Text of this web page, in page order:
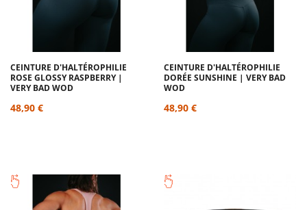
CEINTURE D'HALTÉROPHILIE
ROSE GLOSSY RASPBERRY |
VERY BAD WOD
48,90 €
CEINTURE D'HALTÉROPHILIE
DORÉE SUNSHINE | VERY BAD
WOD
48,90 €